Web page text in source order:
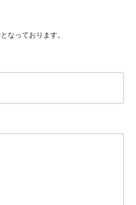
なっております。